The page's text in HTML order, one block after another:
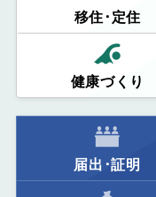
移住･定住
健康づくり
届出･証明